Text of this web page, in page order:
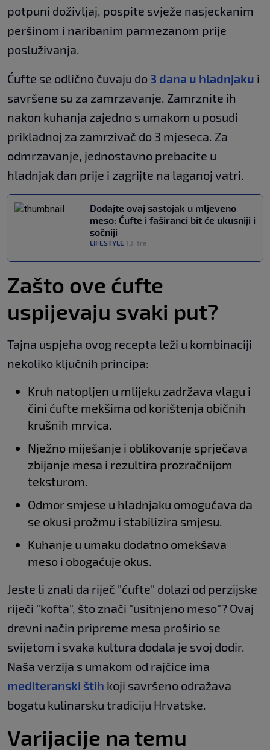
potpuni doživljaj, pospite svježe nasjeckanim
peršinom i naribanim parmezanom prije
posluživanja.
Ćufte se odlično čuvaju do 3 dana u hladnjaku i
savršene su za zamrzavanje. Zamrznite ih
nakon kuhanja zajedno s umakom u posudi
prikladnoj za zamrzivač do 3 mjeseca. Za
odmrzavanje, jednostavno prebacite u
hladnjak dan prije i zagrijte na laganoj vatri.
Dodajte ovaj sastojak u mljeveno
meso: Ćufte i faširanci bit će ukusniji i
sočniji
LIFESTYLE 13. tra.
Zašto ove ćufte
uspijevaju svaki put?
Tajna uspjeha ovog recepta leži u kombinaciji
nekoliko ključnih principa:
Kruh natopljen u mlijeku zadržava vlagu i
čini ćufte mekšima od korištenja običnih
krušnih mrvica.
Nježno miješanje i oblikovanje sprječava
zbijanje mesa i rezultira prozračnijom
teksturom.
Odmor smjese u hladnjaku omogućava da
se okusi prožmu i stabilizira smjesu.
Kuhanje u umaku dodatno omekšava
meso i obogaćuje okus.
Jeste li znali da riječ "ćufte" dolazi od perzijske
riječi "kofta", što znači "usitnjeno meso"? Ovaj
drevni način pripreme mesa proširio se
svijetom i svaka kultura dodala je svoj dodir.
Naša verzija s umakom od rajčice ima
mediteranski štih koji savršeno odražava
bogatu kulinarsku tradiciju Hrvatske.
Varijacije na temu